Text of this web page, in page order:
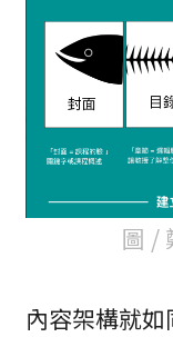
圖 /
內容架構就